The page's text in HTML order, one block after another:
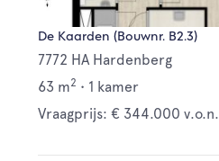
De Kaarden (Bouwnr. B2.3)
7772 HA Hardenberg
63 m2 • 1 kamer
Vraagprijs: € 344.000 v.o.n.